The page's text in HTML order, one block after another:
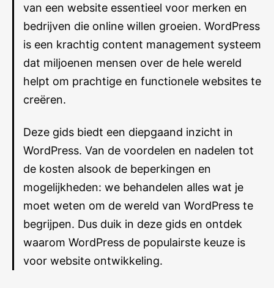
van een website essentieel voor merken en
bedrijven die online willen groeien. WordPress
is een krachtig content management systeem
dat miljoenen mensen over de hele wereld
helpt om prachtige en functionele websites te
creëren.
Deze gids biedt een diepgaand inzicht in
WordPress. Van de voordelen en nadelen tot
de kosten alsook de beperkingen en
mogelijkheden: we behandelen alles wat je
moet weten om de wereld van WordPress te
begrijpen. Dus duik in deze gids en ontdek
waarom WordPress de populairste keuze is
voor website ontwikkeling.